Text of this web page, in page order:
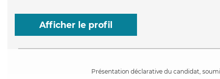
Afficher le profil
Présentation déclarative du candidat,